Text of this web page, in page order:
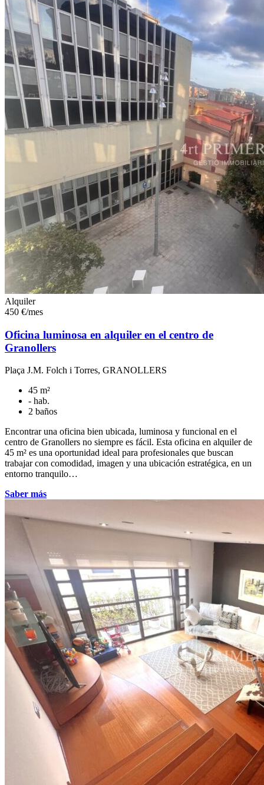
Alquiler
450 €/mes
Oficina luminosa en alquiler en el centro de
Granollers
Plaça J.M. Folch i Torres, GRANOLLERS
45 m²
- hab.
2 baños
Encontrar una oficina bien ubicada, luminosa y funcional en el
centro de Granollers no siempre es fácil. Esta oficina en alquiler de
45 m² es una oportunidad ideal para profesionales que buscan
trabajar con comodidad, imagen y una ubicación estratégica, en un
entorno tranquilo…
Saber más